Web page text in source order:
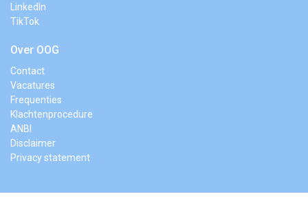
LinkedIn
TikTok
Over OOG
Contact
Vacatures
Frequenties
Klachtenprocedure
ANBI
Disclaimer
Privacy statement